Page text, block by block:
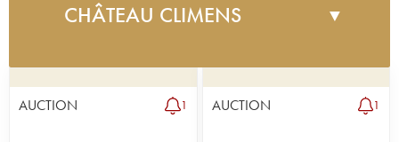
CHÂTEAU CLIMENS ▼
greatest fortified wines. Its vineyard stretches over
30 hectares of Sémillon. Its soil is comprised of
AUCTION 1 AUCTION 1